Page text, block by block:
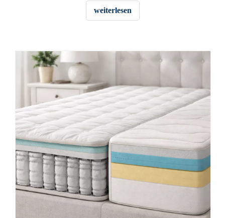
sein, beides in einer Matratze zu finden. Eine
Taschenfederkernmatratze zeichnet sich dadurch aus,
reagieren. Im Laufe der Zeit haben bessere Materialien
und eine intelligentere Produktion es zuverlässiger und
atmungsaktiver gemacht.
weiterlesen